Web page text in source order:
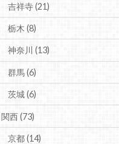
吉祥寺(21)
栃木(8)
神奈川(13)
群馬(6)
茨城(6)
関西(73)
京都(14)